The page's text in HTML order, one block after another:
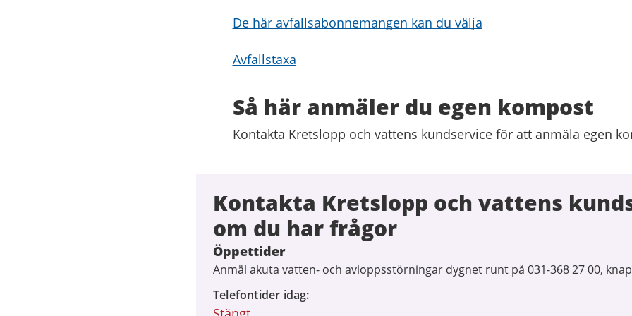
De här avfallsabonnemangen kan du välja
Avfallstaxa
Så här anmäler du egen kompost
Kontakta Kretslopp och vattens kundservice för att anmäla egen
Kontakta Kretslopp och vattens
om du har frågor
Öppettider
Anmäl akuta vatten- och avloppsstörningar dygnet runt på 031-368 27 00,
Telefontider idag